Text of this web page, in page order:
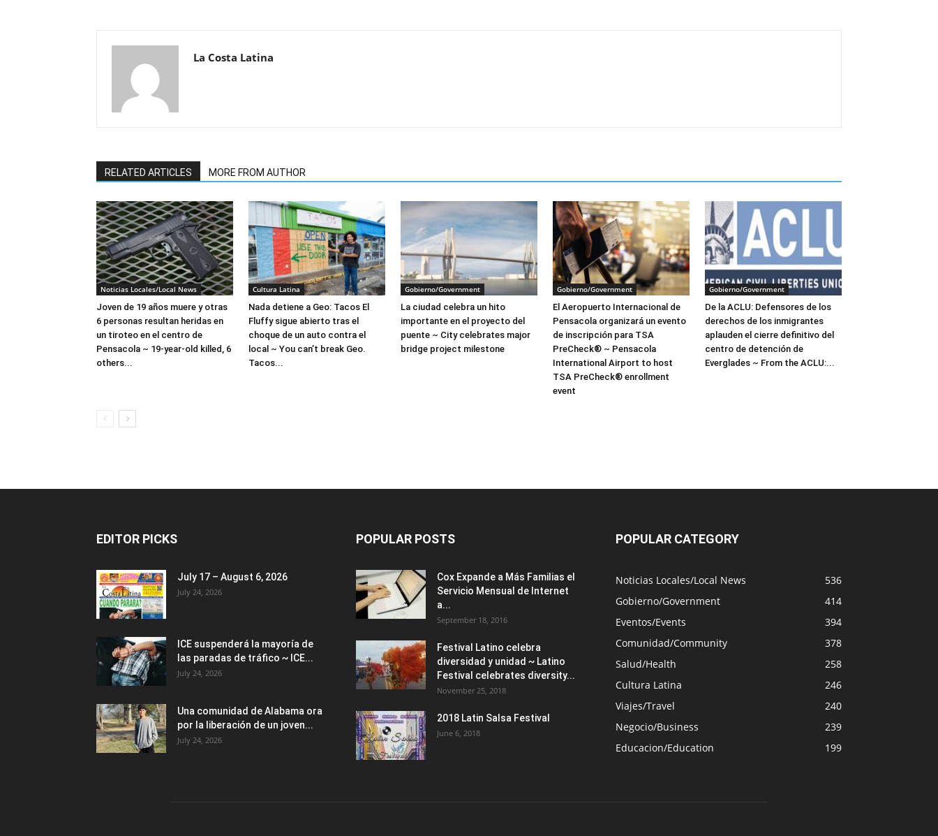
La Costa Latina
RELATED ARTICLES MORE FROM AUTHOR
Noticias Locales/Local News
Joven de 19 años muere y otras
6 personas resultan heridas en
un tiroteo en el centro de
Pensacola ~ 19-year-old killed, 6
others...
Cultura Latina
Nada detiene a Geo: Tacos El
Fluffy sigue abierto tras el
choque de un auto contra el
local ~ You can’t break Geo.
Tacos...
Gobierno/Government
La ciudad celebra un hito
importante en el proyecto del
puente ~ City celebrates major
bridge project milestone
Gobierno/Government
El Aeropuerto Internacional de
Pensacola organizará un evento
de inscripción para TSA
PreCheck® ~ Pensacola
International Airport to host
TSA PreCheck® enrollment
event
Gobierno/Government
De la ACLU: Defensores de los
derechos de los inmigrantes
aplauden el cierre definitivo del
centro de detención de
Everglades ~ From the ACLU:...
EDITOR PICKS
July 17 – August 6, 2026
July 24, 2026
ICE suspenderá la mayoría de
las paradas de tráfico ~ ICE...
July 24, 2026
Una comunidad de Alabama ora
por la liberación de un joven...
July 24, 2026
POPULAR POSTS
Cox Expande a Más Familias el
Servicio Mensual de Internet
a...
September 18, 2016
Festival Latino celebra
diversidad y unidad ~ Latino
Festival celebrates diversity...
November 25, 2018
2018 Latin Salsa Festival
June 6, 2018
POPULAR CATEGORY
Noticias Locales/Local News
536
Gobierno/Government
414
Eventos/Events
394
Comunidad/Community
378
Salud/Health
258
Cultura Latina
246
Viajes/Travel
240
Negocio/Business
239
Educacion/Education
199